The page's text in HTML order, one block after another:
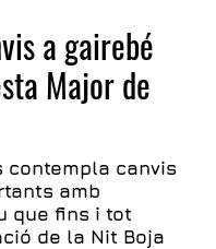
a gairebé
Major de
contempla canvis
amb
que fins i tot
de la Nit Boja